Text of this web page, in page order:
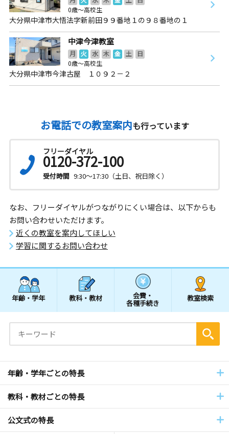
0歳～高校生
大分県中津市大悟法字新前田９９番地１の９８番地の１
中津今津教室
月 火 水 木 金 土
日
0歳～高校生
大分県中津市今津古屋 １０９２－２
お電話での教室案内も行っています
フリーダイヤル
0120-372-100
受付時間 9:30～17:30（土日、祝日除く）
なお、フリーダイヤルがつながりにくい場合は、以下からも
お問い合わせいただけます。
近くの教室を案内してほしい
学習に関するお問い合わせ
年齢・学年 教科・教材 会費・
各種手続き
教室検索
年齢・学年ごとの特長
教科・教材ごとの特長
公文式の特長